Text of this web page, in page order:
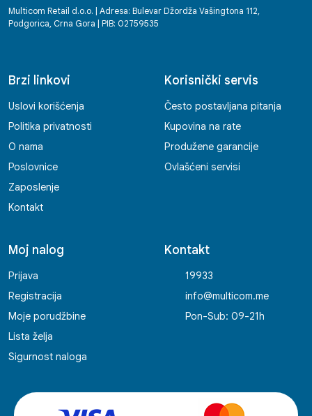
Multicom Retail d.o.o. | Adresa: Bulevar Džordža Vašingtona 112,
Podgorica, Crna Gora | PIB: 02759535
Brzi linkovi
Uslovi korišćenja
Politika privatnosti
O nama
Poslovnice
Zaposlenje
Kontakt
Korisnički servis
Često postavljana pitanja
Kupovina na rate
Produžene garancije
Ovlašćeni servisi
Moj nalog
Prijava
Registracija
Moje porudžbine
Lista želja
Sigurnost naloga
Kontakt
19933
info@multicom.me
Pon-Sub: 09-21h